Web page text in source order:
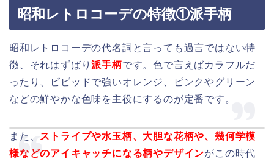
昭和レトロコーデの特徴①派手柄
昭和レトロコーデの代名詞と言っても過言ではない特
徴、それはずばり派手柄です。色で言えばカラフルだ
ったり、ビビッドで強いオレンジ、ピンクやグリーン
などの鮮やかな色味を主役にするのが定番です。
また、 ストライプや水玉柄、大胆な花柄や、幾何学模
様などのアイキャッチになる柄やデザインがこの時代